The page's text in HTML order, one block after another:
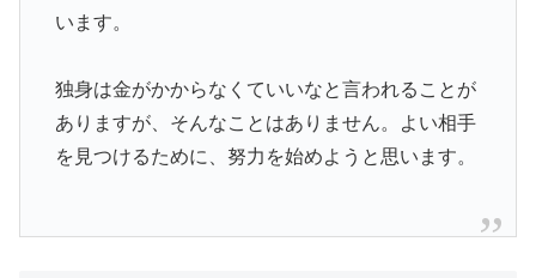
います。
独身は金がかからなくていいなと言われることが
ありますが、そんなことはありません。よい相手
を見つけるために、努力を始めようと思います。